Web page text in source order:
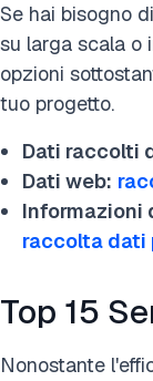
Se hai bisogno
su larga scala o
opzioni
tuo progetto.
Dati raccolti
Dati web:
Informazioni
raccolta dati
Top 15
Nonostante
Cita questa